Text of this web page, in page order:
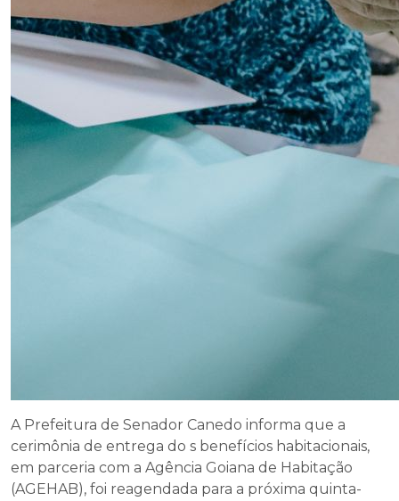
A Prefeitura de Senador Canedo informa que a
cerimônia de entrega do s benefícios habitacionais,
em parceria com a Agência Goiana de Habitação
(AGEHAB), foi reagendada para a próxima quinta-